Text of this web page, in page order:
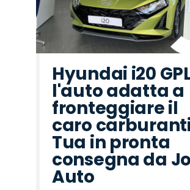
Hyundai i20
l'auto adatta a
fronteggiare il
caro
Tua in pronta
consegna da
Auto